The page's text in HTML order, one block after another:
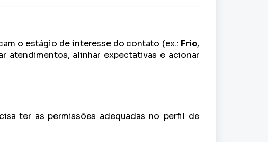
o estágio de interesse do contato (ex.: Frio,
atendimentos, alinhar expectativas e acionar
ter as permissões adequadas no perfil de